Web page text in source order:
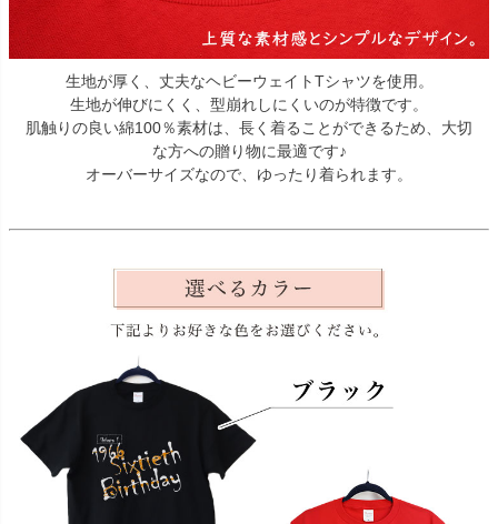
生地が厚く、丈夫なヘビーウェイトTシャツを使用。
生地が伸びにくく、型崩れしにくいのが特徴です。
肌触りの良い綿100％素材は、長く着ることができるため、大切
な方への贈り物に最適です♪
オーバーサイズなので、ゆったり着られます。